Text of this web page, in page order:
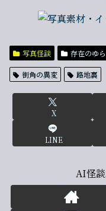
写真怪談 存在のゆ
街角の異変 路地裏
X
LINE
AI怪